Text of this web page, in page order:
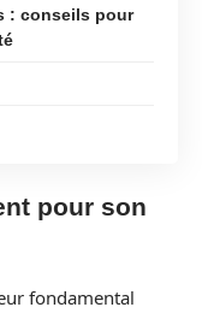
: conseils pour
pour son
fondamental